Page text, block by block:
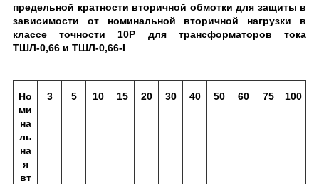
предельной кратности вторичной обмотки для защиты в
зависимости от номинальной вторичной нагрузки в
классе точности 10Р для трансформаторов тока
ТШЛ-0,66 и ТШЛ-0,66-I
Но
ми
на
ль
на
я
вт
3 5 10 15 20 30 40 50 60 75 100